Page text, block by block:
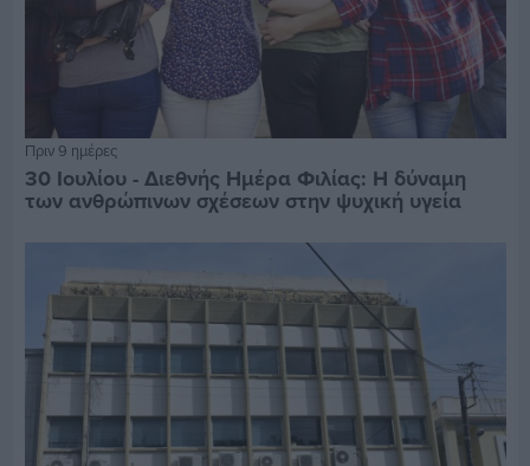
Πριν 9 ημέρες
30 Ιουλίου - Διεθνής Ημέρα Φιλίας: Η δύναμη
των ανθρώπινων σχέσεων στην ψυχική υγεία